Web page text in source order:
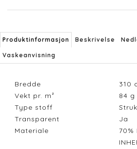
Produktinformasjon Beskrivelse
Vaskeanvisning
Bredde 310
Vekt pr. m²
84 g
Type stoff
Transparent
Ja
Materiale
70%